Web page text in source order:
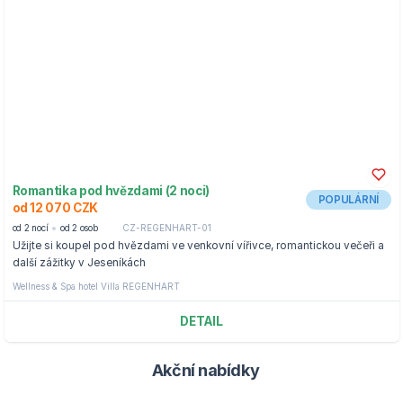
Romantika pod hvězdami (2 noci)
od 12 070 CZK
POPULÁRNÍ
od 2 nocí od 2 osob CZ-REGENHART-01
Užijte si koupel pod hvězdami ve venkovní vířivce, romantickou večeři a
další zážitky v Jeseníkách
Wellness & Spa hotel Villa REGENHART
DETAIL
Akční nabídky